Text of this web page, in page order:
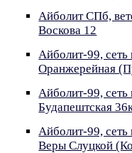
Айболит СПб,
Воскова 12
Айболит-99,
Оранжерейная
Айболит-99,
Будапештская
Айболит-99,
Веры Слуцкой